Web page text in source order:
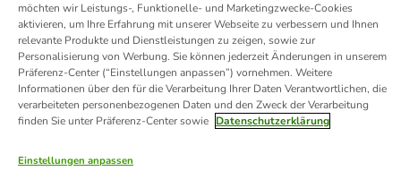
möchten wir Leistungs-, Funktionelle- und Marketingzwecke-Cookies
aktivieren, um Ihre Erfahrung mit unserer Webseite zu verbessern und Ihnen
relevante Produkte und Dienstleistungen zu zeigen, sowie zur
Personalisierung von Werbung. Sie können jederzeit Änderungen in unserem
Präferenz-Center (“Einstellungen anpassen”) vornehmen. Weitere
Informationen über den für die Verarbeitung Ihrer Daten Verantwortlichen, die
verarbeiteten personenbezogenen Daten und den Zweck der Verarbeitung
finden Sie unter Präferenz-Center sowie Datenschutzerklärung
Einstellungen anpassen